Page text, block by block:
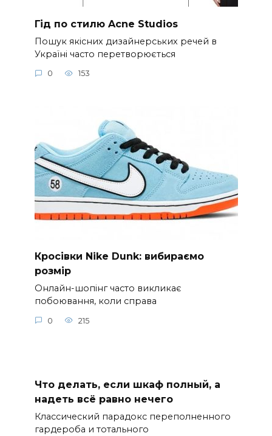
Гід по стилю Acne Studios
Пошук якісних дизайнерських речей в
Україні часто перетворюється
0 153
Кросівки Nike Dunk: вибираємо
розмір
Онлайн-шопінг часто викликає
побоювання, коли справа
0 215
Что делать, если шкаф полный, а
надеть всё равно нечего
Классический парадокс переполненного
гардероба и тотального